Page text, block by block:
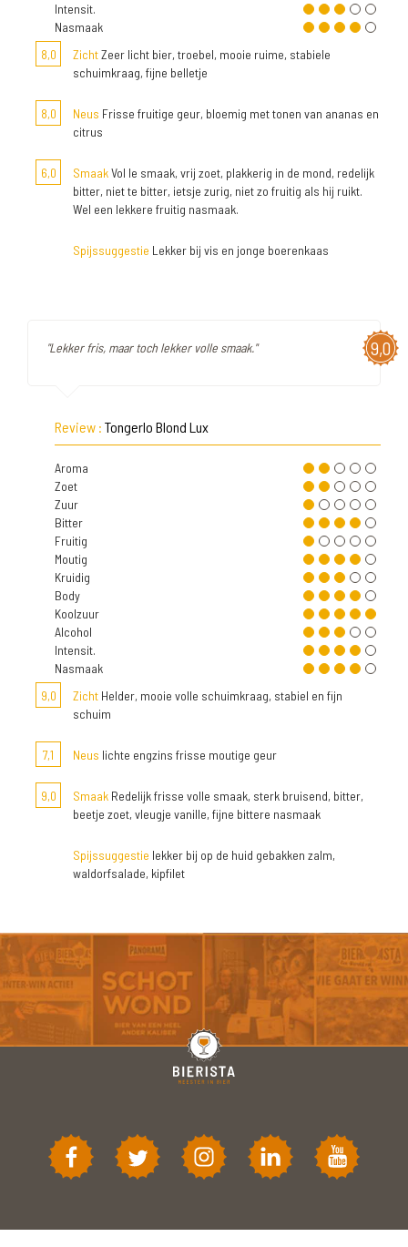
Intensit.
Nasmaak
8,0
ZichtZeer licht bier, troebel, mooie ruime, stabiele
schuimkraag, fijne belletje
8,0 Neus Frisse fruitige geur, bloemig met tonen van ananas en
citrus
6,0 SmaakVol le smaak, vrij zoet, plakkerig in de mond, redelijk
bitter, niet te bitter, ietsje zurig, niet zo fruitig als hij ruikt.
Wel een lekkere fruitig nasmaak.
Spijssuggestie Lekker bij vis en jonge boerenkaas
9,0
"Lekker fris, maar toch lekker volle smaak."
Review : Tongerlo Blond Lux
Aroma
Zoet
Zuur
Bitter
Fruitig
Moutig
Kruidig
Body
Koolzuur
Alcohol
Intensit.
Nasmaak
9,0
Zicht Helder, mooie volle schuimkraag, stabiel en fijn
schuim
7,1 Neus lichte engzins frisse moutige geur
9,0 Smaak Redelijk frisse volle smaak, sterk bruisend, bitter,
beetje zoet, vleugje vanille, fijne bittere nasmaak
Spijssuggestie lekker bij op de huid gebakken zalm,
waldorfsalade, kipfilet